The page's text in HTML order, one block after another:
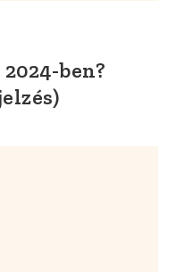
ben?